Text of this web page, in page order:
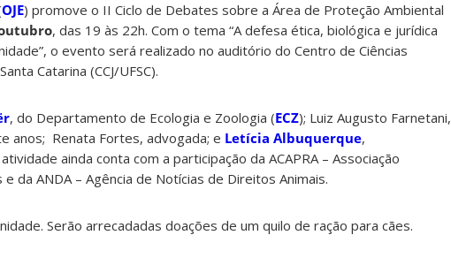
OJE) promove o II Ciclo de Debates sobre a Área de Proteção Ambiental
, das 19 às 22h. Com o tema “A defesa ética, biológica e jurídica
o evento será realizado no auditório do Centro de Ciências
Catarina (CCJ/UFSC).
, do Departamento de Ecologia e Zoologia (ECZ); Luiz Augusto Farnetani,
anos; Renata Fortes, advogada; e Letícia Albuquerque,
atividade ainda conta com a participação da ACAPRA – Associação
da ANDA – Agência de Notícias de Direitos Animais.
Serão arrecadadas doações de um quilo de ração para cães.